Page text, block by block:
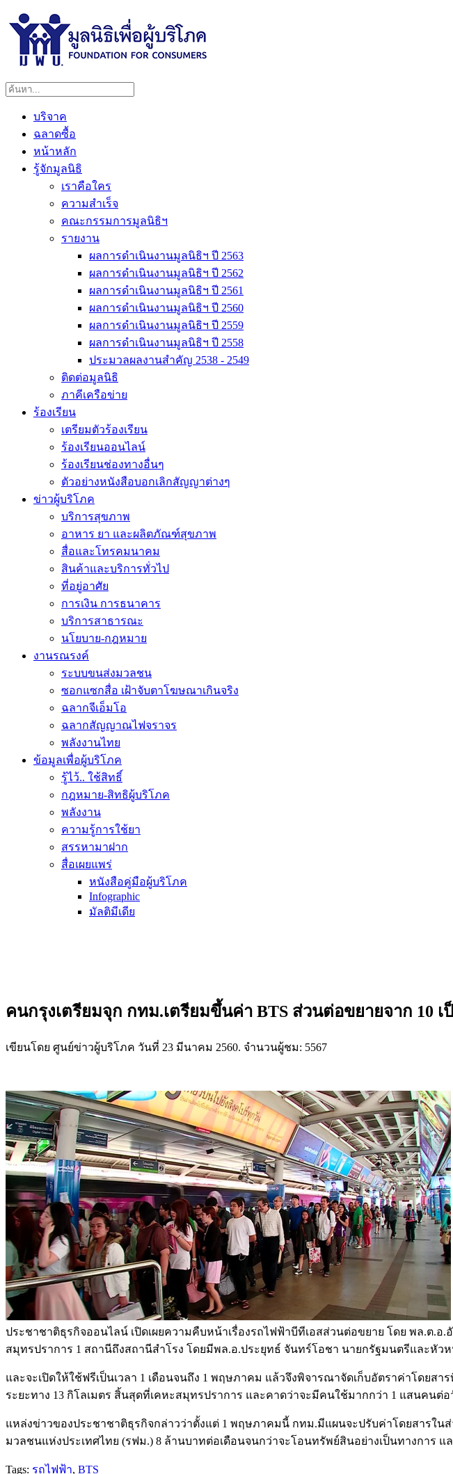
บริจาค
ฉลาดซื้อ
หน้าหลัก
รู้จักมูลนิธิ
เราคือใคร
ความสำเร็จ
คณะกรรมการมูลนิธิฯ
รายงาน
ผลการดำเนินงานมูลนิธิฯ ปี 2563
ผลการดำเนินงานมูลนิธิฯ ปี 2562
ผลการดำเนินงานมูลนิธิฯ ปี 2561
ผลการดำเนินงานมูลนิธิฯ ปี 2560
ผลการดำเนินงานมูลนิธิฯ ปี 2559
ผลการดำเนินงานมูลนิธิฯ ปี 2558
ประมวลผลงานสำคัญ 2538 - 2549
ติดต่อมูลนิธิ
ภาคีเครือข่าย
ร้องเรียน
เตรียมตัวร้องเรียน
ร้องเรียนออนไลน์
ร้องเรียนช่องทางอื่นๆ
ตัวอย่างหนังสือบอกเลิกสัญญาต่างๆ
ข่าวผู้บริโภค
บริการสุขภาพ
อาหาร ยา และผลิตภัณฑ์สุขภาพ
สื่อและโทรคมนาคม
สินค้าและบริการทั่วไป
ที่อยู่อาศัย
การเงิน การธนาคาร
บริการสาธารณะ
นโยบาย-กฎหมาย
งานรณรงค์
ระบบขนส่งมวลชน
ซอกแซกสื่อ เฝ้าจับตาโฆษณาเกินจริง
ฉลากจีเอ็มโอ
ฉลากสัญญาณไฟจราจร
พลังงานไทย
ข้อมูลเพื่อผู้บริโภค
รู้ไว้.. ใช้สิทธิ์
กฎหมาย-สิทธิผู้บริโภค
พลังงาน
ความรู้การใช้ยา
สรรหามาฝาก
สื่อเผยแพร่
หนังสือคู่มือผู้บริโภค
Infographic
มัลติมีเดีย
คนกรุงเตรียมจุก กทม.เตรียมขึ้นค่า BTS ส่วนต่อขยายจาก 10 เ
เขียนโดย ศูนย์ข่าวผู้บริโภค วันที่ 23 มีนาคม 2560. จำนวนผู้ชม: 5567
ประชาชาติธุรกิจออนไลน์ เปิดเผยความคืบหน้าเรื่องรถไฟฟ้าบีทีเอสส่วนต่อขยาย โดย พล.ต.อ
สมุทรปราการ 1 สถานีถึงสถานีสำโรง โดยมีพล.อ.ประยุทธ์ จันทร์โอชา นายกรัฐมนตรีและหัว
และจะเปิดให้ใช้ฟรีเป็นเวลา 1 เดือนจนถึง 1 พฤษภาคม แล้วจึงพิจารณาจัดเก็บอัตราค่าโดยส
ระยะทาง 13 กิโลเมตร สิ้นสุดที่เคหะสมุทรปราการ และคาดว่าจะมีคนใช้มากกว่า 1 แสนคนต่อ
แหล่งข่าวของประชาชาติธุรกิจกล่าวว่าตั้งแต่ 1 พฤษภาคมนี้ กทม.มีแผนจะปรับค่าโดยสารในส่
มวลชนแห่งประเทศไทย (รฟม.) 8 ล้านบาทต่อเดือนจนกว่าจะโอนทรัพย์สินอย่างเป็นทางการ
Tags: รถไฟฟ้า, BTS